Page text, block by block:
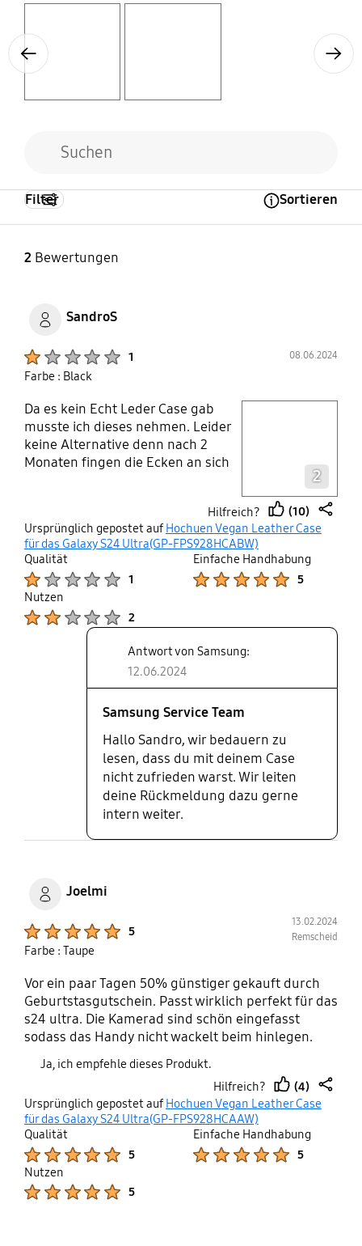
2 Bewertungen
Filter Sortieren
SandroS
1 08.06.2024
Farbe : Black
Da es kein Echt Leder Case gab
musste ich dieses nehmen. Leider
keine Alternative denn nach 2
Monaten fingen die Ecken an sich
besteht nur für 3Monate aber das
lief problemlos.
2
Hilfreich?
thumb
(10)
share
Ursprünglich gepostet auf Hochuen Vegan Leather Case
für das Galaxy S24 Ultra(GP-FPS928HCABW)
Qualität
1
Einfache Handhabung
5
Nutzen
2
Antwort von Samsung:
12.06.2024
Samsung Service Team
Hallo Sandro, wir bedauern zu
lesen, dass du mit deinem Case
nicht zufrieden warst. Wir leiten
deine Rückmeldung dazu gerne
intern weiter.
Joelmi
5
13.02.2024
Remscheid
Farbe : Taupe
Vor ein paar Tagen 50% günstiger gekauft durch
Geburtstasgutschein. Passt wirklich perfekt für das
s24 ultra. Die Kamerad sind schön eingefasst
sodass das Handy nicht wackelt beim hinlegen.
sehr edel aus. Sogar die Druckknöpfe an der Seite
sind extra hervorgehoben und sind aus einem
anderen Material als das case. Alles in allem zu
empfehlen. Schauen wir mal wie es in ein paar
Monaten aussieht.
Ja, ich empfehle dieses Produkt.
Hilfreich?
thumb
(4)
share
Ursprünglich gepostet auf Hochuen Vegan Leather Case
für das Galaxy S24 Ultra(GP-FPS928HCAAW)
Qualität
5
Einfache Handhabung
5
Nutzen
5